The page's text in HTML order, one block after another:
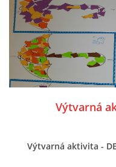
UČTE DĚTI PROŽITKEM
ŠABLONY
SENZORY PLAY
Výtvarná
Výtvarná aktivita -